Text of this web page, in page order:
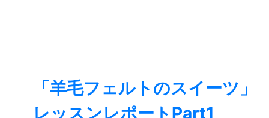
「羊毛フェルトのスイーツ」
レッスンレポートPart1